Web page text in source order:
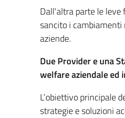
​Dall'altra parte le leve
sancito i
aziende.​
​Due Provider e una
welfare aziendale ed
​L’obiettivo principale
strategie e soluzioni